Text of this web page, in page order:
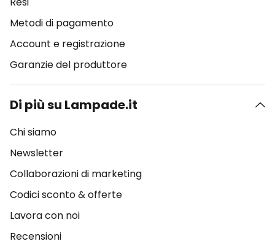
Metodi di pagamento
Account e registrazione
Garanzie del produttore
Di più su Lampade.it
Chi siamo
Newsletter
Collaborazioni di marketing
Codici sconto & offerte
Lavora con noi
Recensioni